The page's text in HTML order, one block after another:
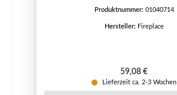
Produktnummer: 01040714
Hersteller: Fireplace
Regulärer Preis:
59,08 €
Lieferzeit ca. 2-3 Wochen